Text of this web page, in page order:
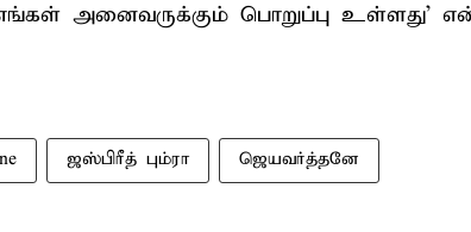
அனைவருக்கும் பொறுப்பு உள்ளது'
ஜஸ்பிரீத் பும்ரா ஜெயவர்த்தனே